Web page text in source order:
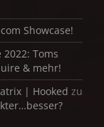
Showcase!
Toms
& mehr!
| Hooked zu